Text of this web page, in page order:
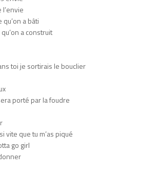
a bâti
a construit
toi je sortirais le bouclier
porté par la foudre
vite que tu m’as piqué
go girl